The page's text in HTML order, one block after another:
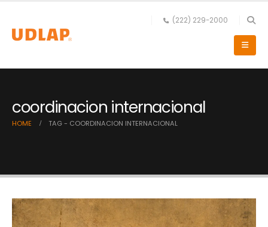
(222) 229-2000
coordinacion internacional
HOME TAG - COORDINACION INTERNACIONAL